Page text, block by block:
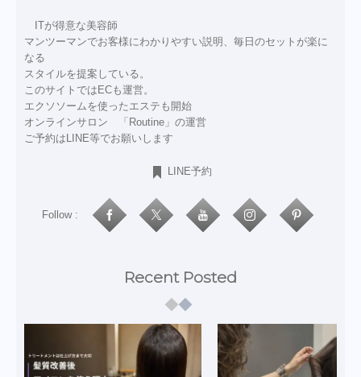
ITが得意な美容師
マンツーマンでお客様にわかりやすい説明、毎日のセットが楽に
なる
スタイルを提案している。
このサイトではECも運営。
エクソソームを使ったエステも開始
オンラインサロン 「Routine」の運営
ご予約はLINE等でお願いします
LINE予約
Follow :
Recent Posted